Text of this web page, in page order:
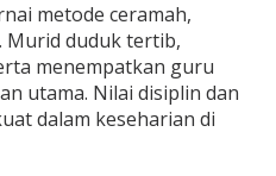
metode ceramah,
Murid duduk tertib,
menempatkan guru
utama. Nilai disiplin dan
dalam keseharian di